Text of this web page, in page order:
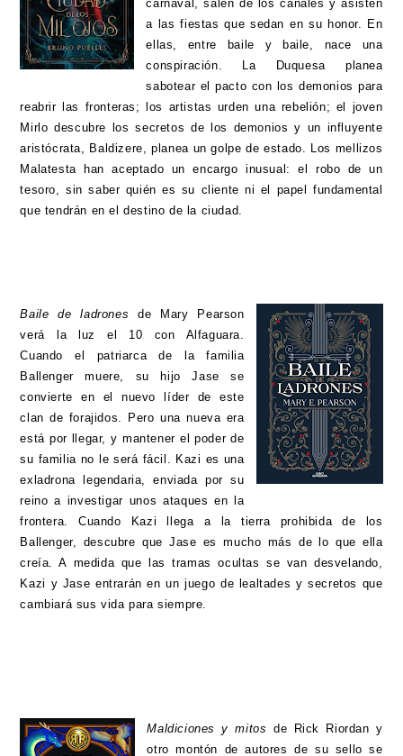
carnaval, salen de los canales y asisten
a las fiestas que sedan en su honor. En
ellas, entre baile y baile, nace una
conspiración. La Duquesa planea
sabotear el pacto con los demonios para
reabrir las fronteras; los artistas urden una rebelión; el joven
Mirlo descubre los secretos de los demonios y un influyente
aristócrata, Baldizere, planea un golpe de estado. Los mellizos
Malatesta han aceptado un encargo inusual: el robo de un
tesoro, sin saber quién es su cliente ni el papel fundamental
que tendrán en el destino de la ciudad.
Baile de ladronesde Mary Pearson
verá la luz el 10 con Alfaguara.
Cuando el patriarca de la familia
Ballenger muere, su hijo Jase se
convierte en el nuevo líder de este
clan de forajidos. Pero una nueva era
está por llegar, y mantener el poder de
su familia no le será fácil. Kazi es una
exladrona legendaria, enviada por su
reino a investigar unos ataques en la
frontera. Cuando Kazi llega a la tierra prohibida de los
Ballenger, descubre que Jase es mucho más de lo que ella
creía. A medida que las tramas ocultas se van desvelando,
Kazi y Jase entrarán en un juego de lealtades y secretos que
cambiará sus vida para siempre.
Maldiciones y mitos de Rick Riordan y
otro montón de autores de su sello se